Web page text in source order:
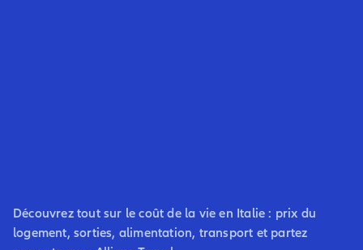
Découvrez tout sur le coût de la vie en Italie : prix du
logement, sorties, alimentation, transport et partez